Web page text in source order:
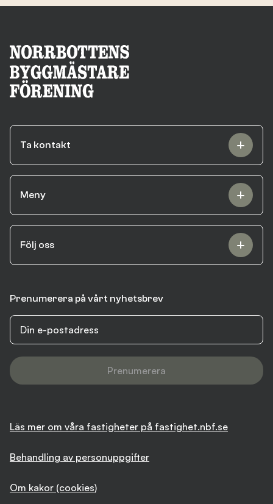
Prenumerera på vårt nyhetsbrev
Prenumerera
Ta kontakt
Meny
Följ oss
Läs mer om våra fastigheter på fastighet.nbf.se
Behandling av personuppgifter
Om kakor (cookies)